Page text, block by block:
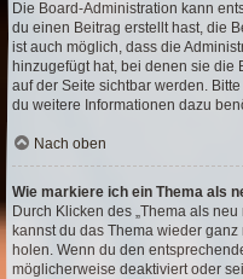
Die Board-Administration kann
du einen Beitrag erstellt hast, die
ist auch möglich, dass die
hinzugefügt hat, bei denen sie die
auf der Seite sichtbar werden.
du weitere Informationen dazu
Nach oben
Wie markiere ich ein Thema als
Durch Klicken des „Thema als
kannst du das Thema wieder
holen. Wenn du den
möglicherweise deaktiviert oder